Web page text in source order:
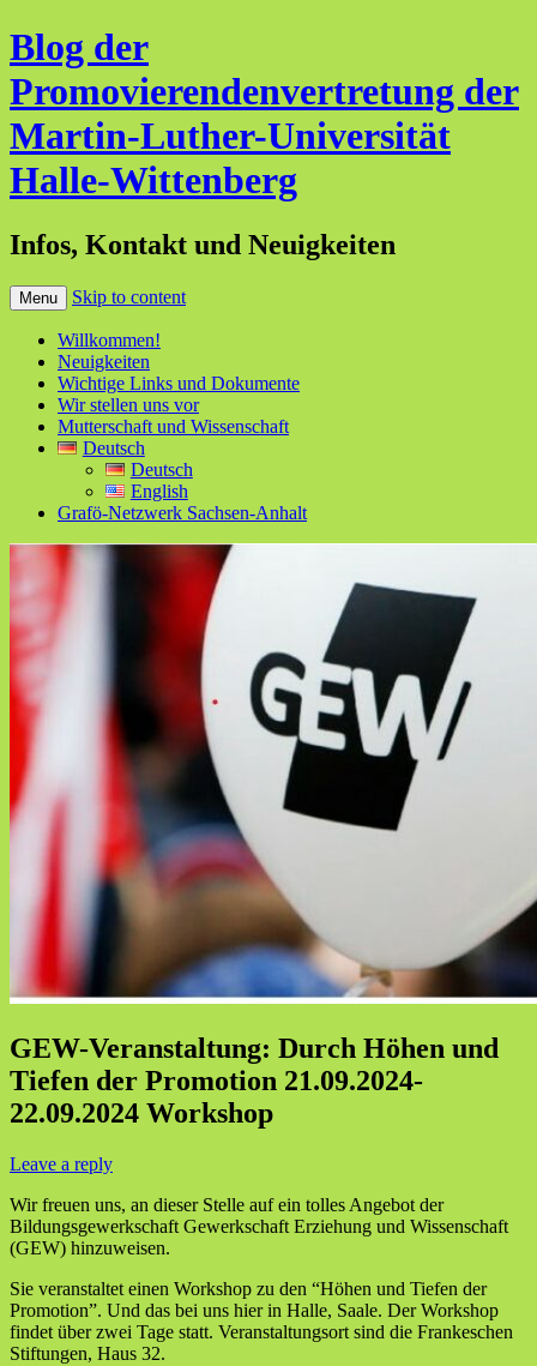
Blog der
Promovierendenvertretung der
Martin-Luther-Universität
Halle-Wittenberg
Infos, Kontakt und Neuigkeiten
Menu Skip to content
Willkommen!
Neuigkeiten
Wichtige Links und Dokumente
Wir stellen uns vor
Mutterschaft und Wissenschaft
Deutsch
Deutsch
English
Grafö-Netzwerk Sachsen-Anhalt
GEW-Veranstaltung: Durch Höhen und
Tiefen der Promotion 21.09.2024-
22.09.2024 Workshop
Leave a reply
Wir freuen uns, an dieser Stelle auf ein tolles Angebot der
Bildungsgewerkschaft Gewerkschaft Erziehung und Wissenschaft
(GEW) hinzuweisen.
Sie veranstaltet einen Workshop zu den “Höhen und Tiefen der
Promotion”. Und das bei uns hier in Halle, Saale. Der Workshop
findet über zwei Tage statt. Veranstaltungsort sind die Frankeschen
Stiftungen, Haus 32.